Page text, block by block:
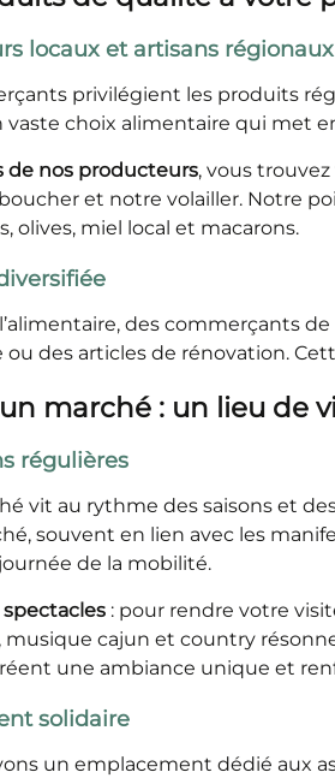
locaux et artisans régionaux
privilégient les produits
vaste choix alimentaire qui met
de nos producteurs, vous
et notre volailler. Notre
olives, miel local et macarons.
des commerçants
ou des articles de rénovation.
marché : un lieu de
régulières
vit au rythme des saisons et
souvent en lien avec les
de la mobilité.
: pour rendre votre
musique cajun et country
une ambiance unique et
solidaire
un emplacement dédié aux